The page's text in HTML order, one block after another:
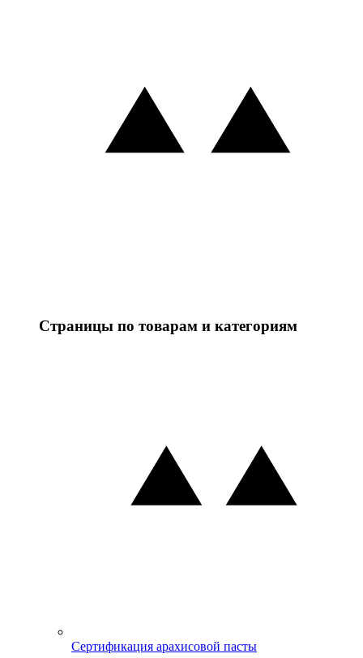
Страницы по товарам и категориям
Сертификация арахисовой пасты